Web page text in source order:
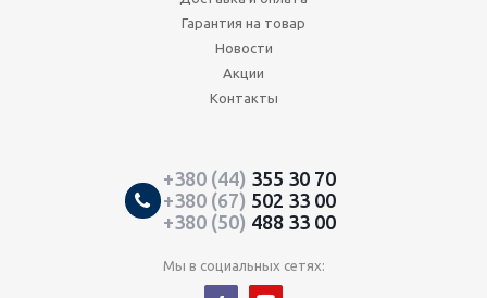
Гарантия на товар
Новости
Акции
Контакты
+380 (44) 355 30 70
+380 (67) 502 33 00
+380 (50) 488 33 00
Мы в социальных сетях: